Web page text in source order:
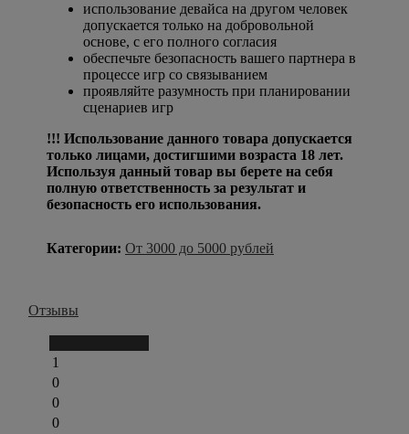
использование девайса на другом человек
допускается только на добровольной
основе, с его полного согласия
обеспечьте безопасность вашего партнера в
процессе игр со связыванием
проявляйте разумность при планировании
сценариев игр
!!! Использование данного товара допускается
только лицами, достигшими возраста 18 лет.
Используя данный товар вы берете на себя
полную ответственность за результат и
безопасность его использования.
Категории: От 3000 до 5000 рублей
Отзывы
1
0
0
0